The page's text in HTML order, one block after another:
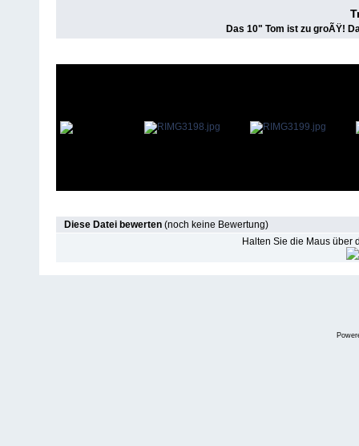
Das 10" Tom ist zu groÃŸ!
Diese Datei bewerten (noch keine Bewertung)
Halten Sie die Maus über